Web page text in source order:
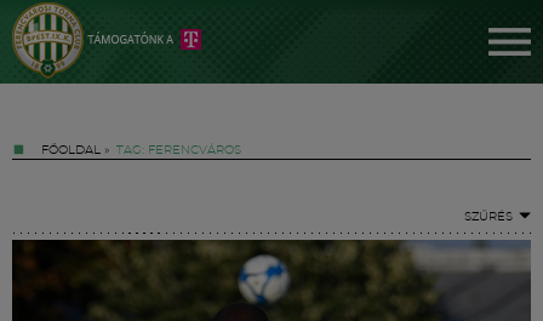
FŐOLDAL » TAG: FERENCVÁROS
SZŰRÉS